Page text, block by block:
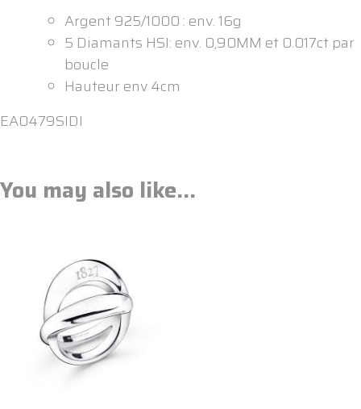
Argent 925/1000 : env. 16g
5 Diamants HSI: env. 0,90MM et 0.017ct par
boucle
Hauteur env 4cm
EA0479SIDI
You may also like…